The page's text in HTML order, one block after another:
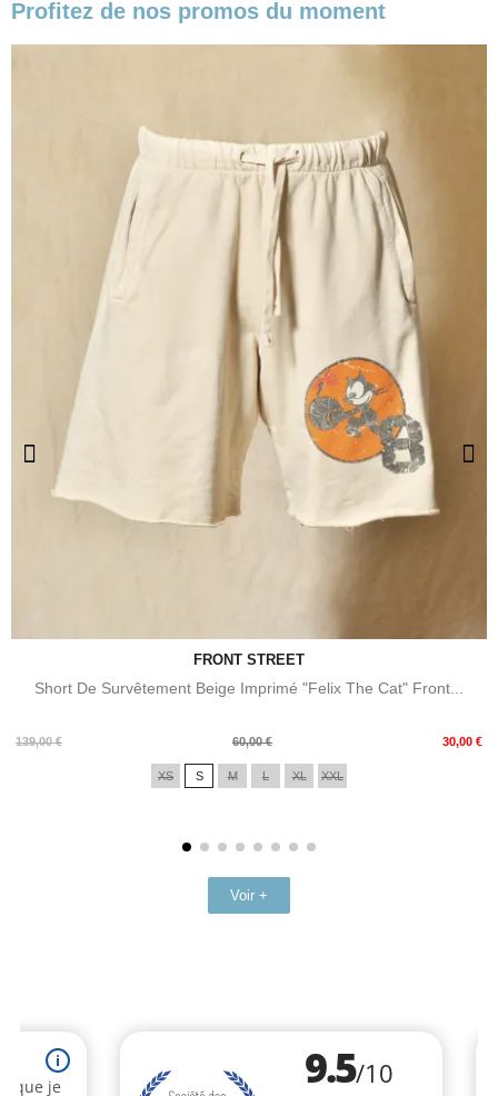
Profitez de nos promos du moment
FRONT STREET
Short De Survêtement Beige Imprimé "Felix The Cat" Front...
139,00 €
Prix
60,00 € 30,00 €
Prix
XS S M L XL XXL
Voir +